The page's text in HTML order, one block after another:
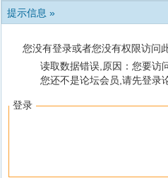
提示信息 »
您没有登录或者您没有权限访问
读取数据错误,原因：您要访
您还不是论坛会员,请先登录
登录